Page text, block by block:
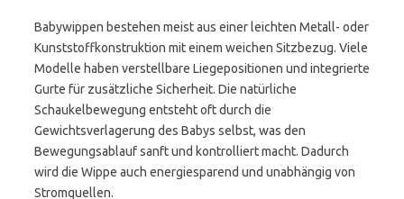
Babywippen bestehen meist aus einer leichten Metall- oder
Kunststoffkonstruktion mit einem weichen Sitzbezug. Viele
Modelle haben verstellbare Liegepositionen und integrierte
Gurte für zusätzliche Sicherheit. Die natürliche
Schaukelbewegung entsteht oft durch die
Gewichtsverlagerung des Babys selbst, was den
Bewegungsablauf sanft und kontrolliert macht. Dadurch
wird die Wippe auch energiesparend und unabhängig von
Stromquellen.